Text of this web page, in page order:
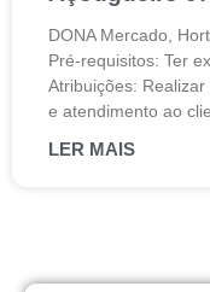
DONA Mercado,
Pré-requisitos: Ter
Atribuições:
e atendimento ao
LER MAIS